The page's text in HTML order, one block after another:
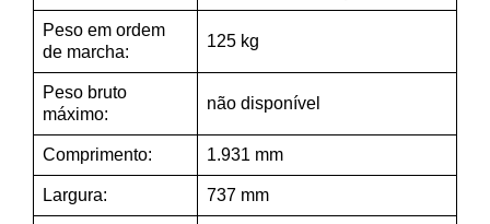
Peso em ordem
de marcha:
125 kg
Peso bruto
máximo:
não disponível
Comprimento: 1.931 mm
Largura: 737 mm